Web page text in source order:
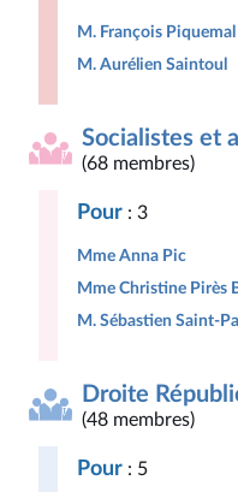
M. François Piquemal
M. Aurélien Saintoul
Socialistes et
(68 membres)
Pour : 3
Mme Anna Pic
Mme Christine Pirès
M. Sébastien Saint-
Droite
(48 membres)
Pour : 5